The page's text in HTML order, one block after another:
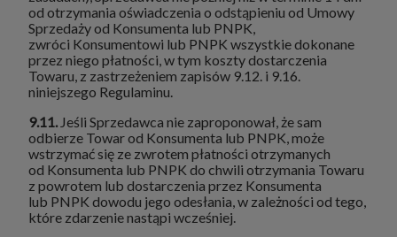
od otrzymania oświadczenia o odstąpieniu od Umowy
Sprzedaży od Konsumenta lub PNPK,
zwróci Konsumentowi lub PNPK wszystkie dokonane
przez niego płatności, w tym koszty dostarczenia
Towaru, z zastrzeżeniem zapisów 9.12. i 9.16.
niniejszego Regulaminu.
9.11. Jeśli Sprzedawca nie zaproponował, że sam
odbierze Towar od Konsumenta lub PNPK, może
wstrzymać się ze zwrotem płatności otrzymanych
od Konsumenta lub PNPK do chwili otrzymania Towaru
z powrotem lub dostarczenia przez Konsumenta
lub PNPK dowodu jego odesłania, w zależności od tego,
które zdarzenie nastąpi wcześniej.